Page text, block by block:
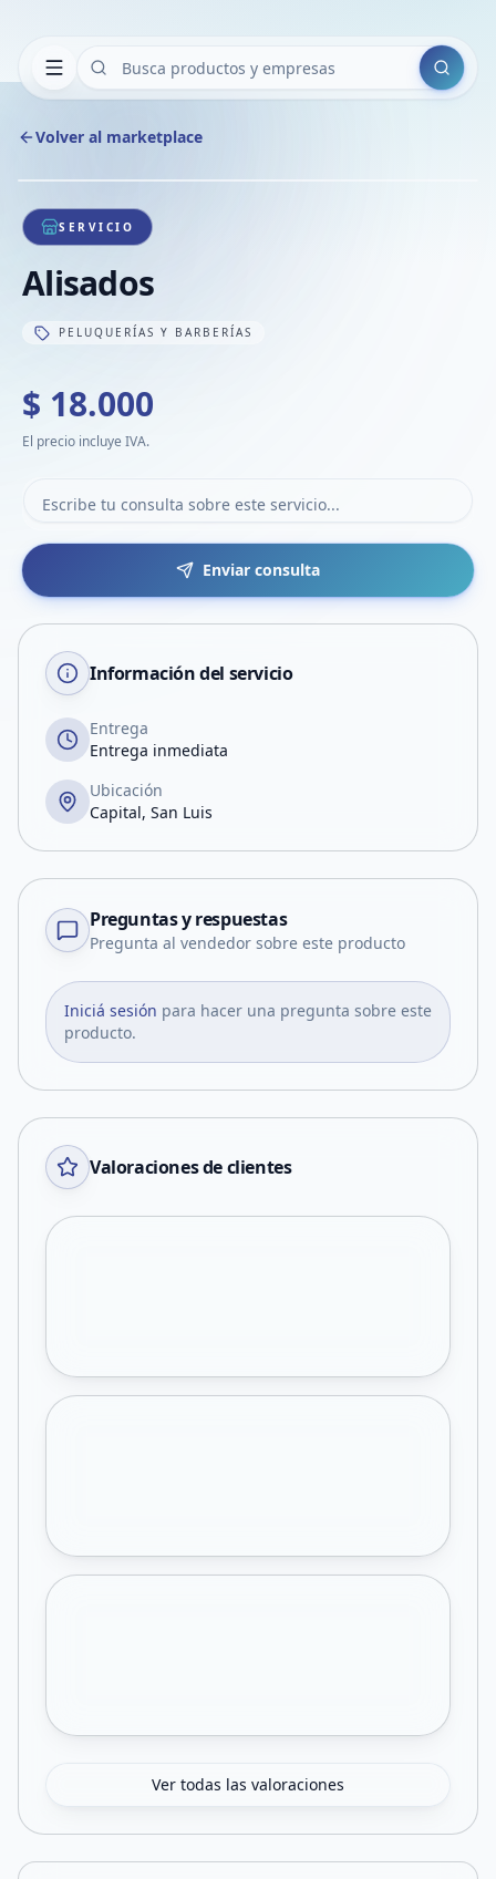
Buscar
Volver al marketplace
1/1
SERVICIO
Alisados
PELUQUERÍAS Y BARBERÍAS
$ 18.000
El precio incluye IVA.
Enviar consulta
Información del servicio
Entrega
Entrega inmediata
Ubicación
Capital, San Luis
Preguntas y respuestas
Pregunta al vendedor sobre este producto
Iniciá sesión para hacer una pregunta sobre este
producto.
Valoraciones de clientes
Ver todas las valoraciones